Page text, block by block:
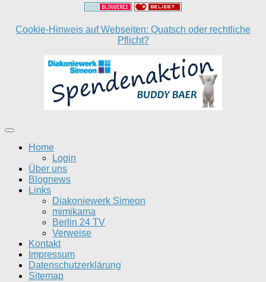
Cookie-Hinweis auf Webseiten: Quatsch oder rechtliche
Pflicht?
Home
Login
Über uns
Blognews
Links
Diakoniewerk Simeon
mimikama
Berlin 24 TV
Verweise
Kontakt
Impressum
Datenschutzerklärung
Sitemap